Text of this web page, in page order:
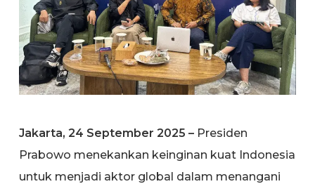
Jakarta, 24 September 2025 –Presiden
Prabowo menekankan keinginan kuat Indonesia
untuk menjadi aktor global dalam menangani